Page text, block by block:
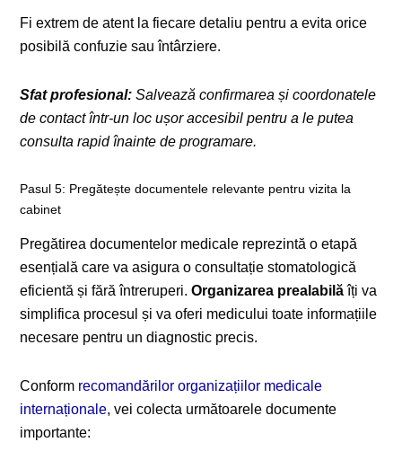
Fi extrem de atent la fiecare detaliu pentru a evita orice
posibilă confuzie sau întârziere.
Sfat profesional: Salvează confirmarea și coordonatele
de contact într-un loc ușor accesibil pentru a le putea
consulta rapid înainte de programare.
Pasul 5: Pregătește documentele relevante pentru vizita la
cabinet
Pregătirea documentelor medicale reprezintă o etapă
esențială care va asigura o consultație stomatologică
eficientă și fără întreruperi.Organizarea prealabilăîți va
simplifica procesul și va oferi medicului toate informațiile
necesare pentru un diagnostic precis.
Conform recomandărilor organizațiilor medicale
internaționale, vei colecta următoarele documente
importante: